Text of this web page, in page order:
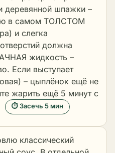
деревянной шпажки –
в самом ТОЛСТОМ
и слегка
должна
жидкость –
Если выступает
– цыплёнок ещё не
жарить ещё 5 минут с
⏱ Засечь 5 мин
классический